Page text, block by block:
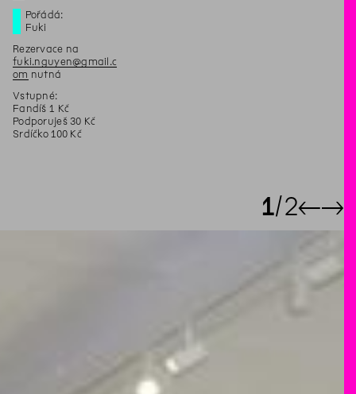
Pořádá:
Fuki
Rezervace na
fuki.nguyen@gmail.c
om nutná
Vstupné:
Fandíš 1 Kč
Podporuješ 30 Kč
Srdíčko 100 Kč
1 2←→